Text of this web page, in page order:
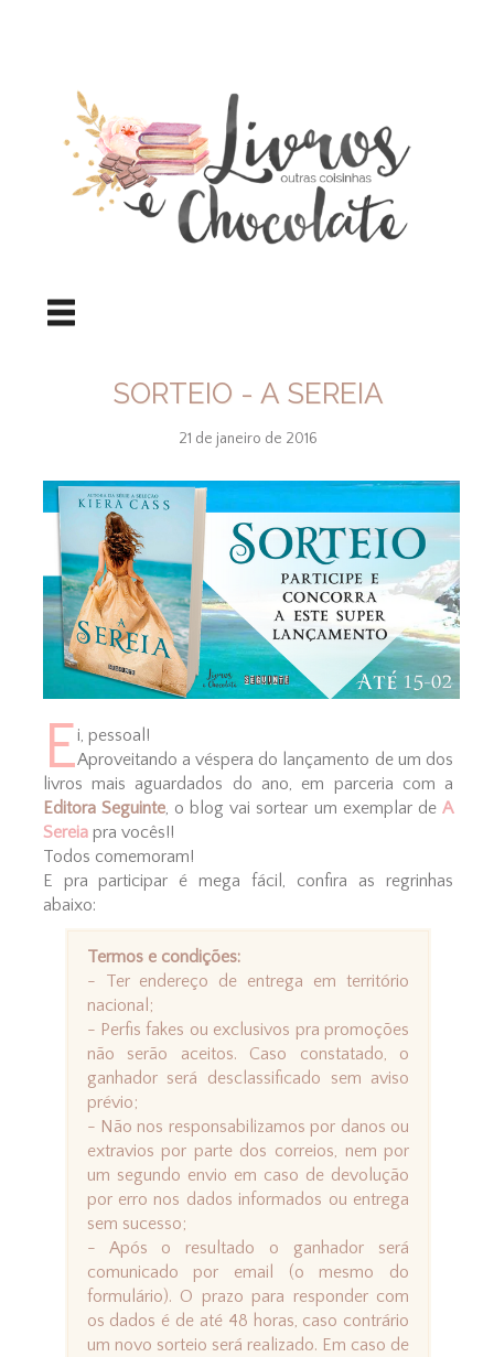
SORTEIO - A SEREIA
21 de janeiro de 2016
Ei, pessoal!
Aproveitando a véspera do lançamento de um dos
livros mais aguardados do ano, em parceria com a
Editora Seguinte, o blog vai sortear um exemplar deA
Sereiapra vocês!!
Todos comemoram!
E pra participar é mega fácil, confira as regrinhas
abaixo:
Termos e condições:
- Ter endereço de entrega em território
nacional;
- Perfis fakes ou exclusivos pra promoções
não serão aceitos. Caso constatado, o
ganhador será desclassificado sem aviso
prévio;
- Não nos responsabilizamos por danos ou
extravios por parte dos correios, nem por
um segundo envio em caso de devolução
por erro nos dados informados ou entrega
sem sucesso;
- Após o resultado o ganhador será
comunicado por email (o mesmo do
formulário). O prazo para responder com
os dados é de até 48 horas, caso contrário
um novo sorteio será realizado. Em caso de